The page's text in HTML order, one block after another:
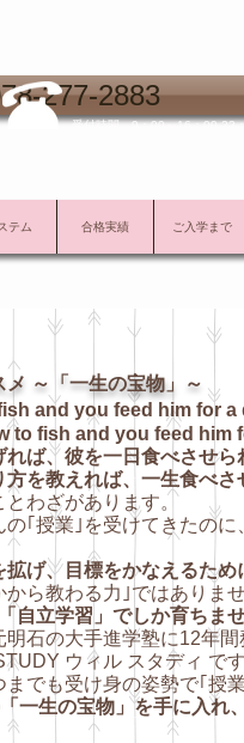
277-2883
受付時間 9：00～16：00 22
テム 合格実績 ご入学まで
～「一生の宝物」～
and you feed him for a
to fish and you feed him
ば、彼を一日食べさせら
を教えれば、一生食べさ
とわざがあります。
｢授業｣を受けてきたのに
拡げ、目標をかなえるた
から教わる力｣ではありま
自立学習」でしか育ちま
石の大手進学塾に12年
ウィル スタディ で
でも受け身の姿勢で｢授
一生の宝物」を手に入れ